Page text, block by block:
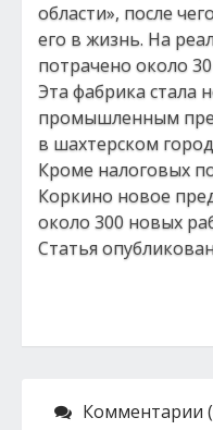
области», после
его в жизнь. На
потрачено около
Эта фабрика стала
промышленным
в шахтерском
Кроме налоговых
Коркино новое
около 300 новых
Статья
Комментарии